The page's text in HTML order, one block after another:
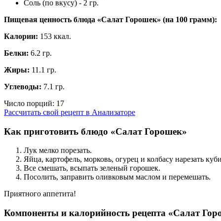
Соль (по вкусу) - 2 гр.
Пищевая ценность блюда «Салат Горошек» (на 100 грамм):
Калории: 153 ккал.
Белки: 6.2 гр.
Жиры: 11.1 гр.
Углеводы: 7.1 гр.
Число порций: 17
Рассчитать свой рецепт в Анализаторе
Как приготовить блюдо «Салат Горошек»
Лук мелко порезать.
Яйца, картофель, морковь, огурец и колбасу нарезать
Все смешать, всыпать зеленый горошек.
Посолить, заправить оливковым маслом и перемешать.
Приятного аппетита!
Компоненты и калорийность рецепта «Салат